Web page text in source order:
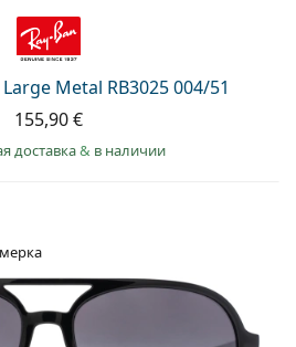
Metal RB3025 004/51
155,90 €
доставка& в наличии